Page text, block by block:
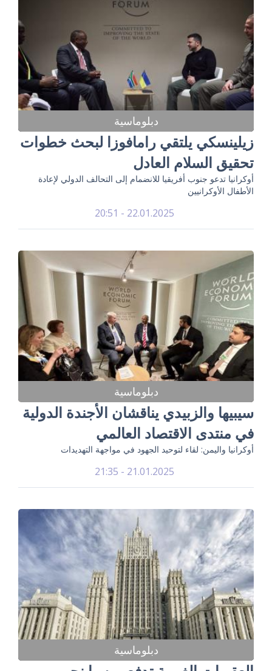
دبلوماسية
زيلينسكي يلتقي رامافوزا لبحث خطوات
تحقيق السلام العادل
أوكرانيا تدعو جنوب أفريقيا للانضمام إلى التحالف الدولي لإعادة
الأطفال الأوكرانيين
22.01.2025 - 20:51
دبلوماسية
سيبيها والزبيدي يناقشان الأجندة الدولية
في منتدى الاقتصاد العالمي
أوكرانيا واليمن: لقاء لتوحيد الجهود في مواجهة التهديدات
21.01.2025 - 21:35
دبلوماسية